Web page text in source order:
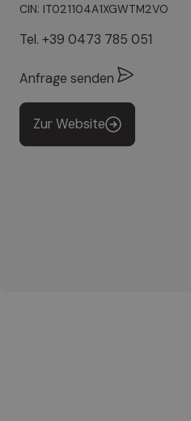
CIN: IT021104A1XGWTM2VO
Tel. +39 0473 785 051
Anfrage senden
Zur Website